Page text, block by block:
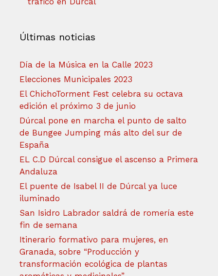
Últimas noticias
Día de la Música en la Calle 2023
Elecciones Municipales 2023
El ChichoTorment Fest celebra su octava
edición el próximo 3 de junio
Dúrcal pone en marcha el punto de salto
de Bungee Jumping más alto del sur de
España
EL C.D Dúrcal consigue el ascenso a Primera
Andaluza
El puente de Isabel II de Dúrcal ya luce
iluminado
San Isidro Labrador saldrá de romería este
fin de semana
Itinerario formativo para mujeres, en
Granada, sobre “Producción y
transformación ecológica de plantas